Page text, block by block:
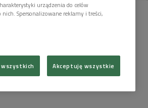
urządzenia do celów
Spersonalizowane reklamy i treści,
Akceptuję wszystkie